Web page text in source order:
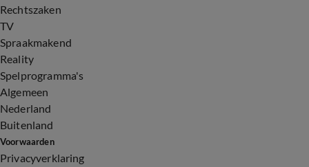
Rechtszaken
TV
Spraakmakend
Reality
Spelprogramma's
Algemeen
Nederland
Buitenland
Voorwaarden
Privacyverklaring